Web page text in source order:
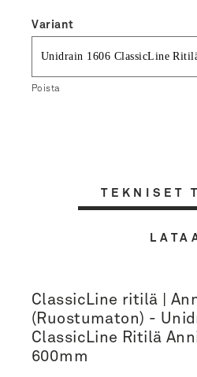
Variant
Poista
TEKNISET
ClassicLine ritilä |
(Ruostumaton) -
ClassicLine Ritilä
600mm